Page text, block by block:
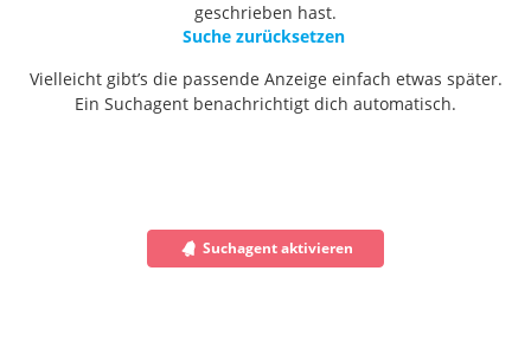
geschrieben hast.
Suche zurücksetzen
Vielleicht gibt’s die passende Anzeige einfach etwas später.
Ein Suchagent benachrichtigt dich automatisch.
Suchagent aktivieren